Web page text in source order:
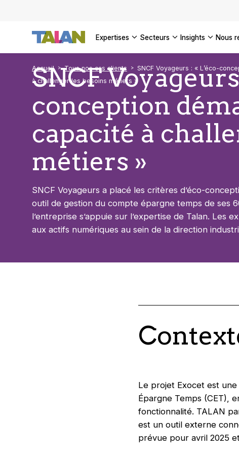
expertises secteurs insights
VOIR TOUS
VOIR TOUS
nous
Accueil Tous nos cas clients
SNCF Voyageurs : « L’éco-
à challenger les besoins métiers »
SNCF
conception
capacité à
métiers »
SNCF Voyageurs a placé les critères d’éco-
outil de gestion du compte épargne temps de ses
l’entreprise s’appuie sur l’expertise de Talan. Les
aux actifs numériques au sein de la direction
Le projet Exocet est
Épargne Temps (CET),
fonctionnalité. TALAN
est un outil externe
prévue pour avril 2025